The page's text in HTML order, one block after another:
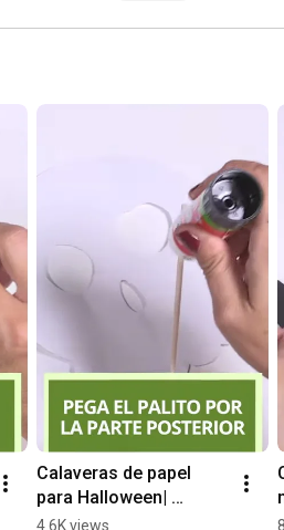
Calaveras de papel
para Halloween|
DecoraciónTV
4.6K views